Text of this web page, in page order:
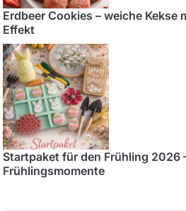
Erdbeer Cookies – weiche Kekse
Effekt
Startpaket für den Frühling 2026
Frühlingsmomente